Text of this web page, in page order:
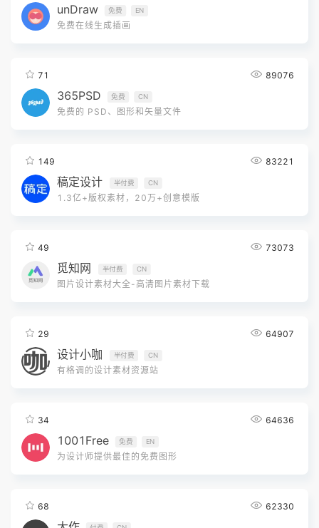
unDraw 免费 EN
免费在线生成插画
71 89076
365PSD 免费 CN
免费的 PSD、图形和矢量文件
149 83221
稿定设计 半付费 CN
1.3亿+版权素材，20万+创意模版
49 73073
觅知网 半付费 CN
图片设计素材大全-高清图片素材下载
29 64907
设计小咖 半付费 CN
有格调的设计素材资源站
34 64636
1001Free 免费 EN
为设计师提供最佳的免费图形
68 62330